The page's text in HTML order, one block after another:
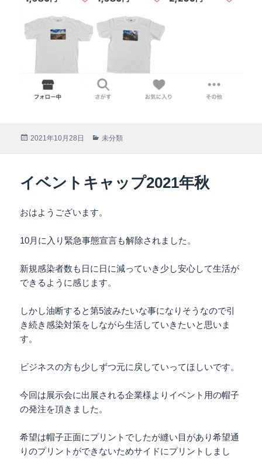
投
2021年10月28日
カ
ー
未分類
イベントキャップ2021年秋
おはようございます。
10月に入り緊急事態宣言も解除されました。
新規感染者数も日に日に減っていき少し安心して生活が
できるように感じます。
しかし油断すると第5波みたいな事になりそうなので引
き続き感染対策をしながら生活していきたいと思いま
す。
ビジネスの方も少しずつ元に戻していってほしいです。
今回は展示会に出展される企業様よりイベント用の帽子
の発注を頂きました。
希望は帽子正面にプリントでしたが縫い目があり希望通
りのプリントができないためサイドにプリントしまし